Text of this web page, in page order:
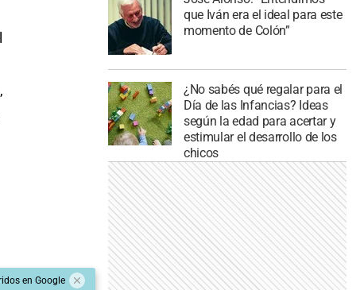
en Google
que Iván era el ideal para este
momento de Colón”
¿No sabés qué regalar para el
Día de las Infancias? Ideas
según la edad para acertar y
estimular el desarrollo de los
chicos